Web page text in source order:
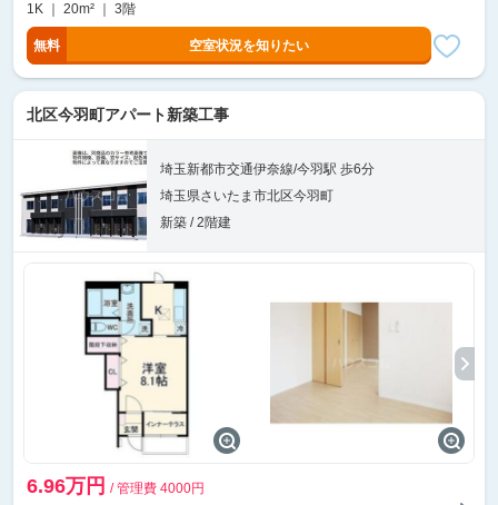
1K ｜ 20m² ｜ 3階
無料 空室状況を知りたい
北区今羽町アパート新築工事
埼玉新都市交通伊奈線/今羽駅 歩6分
埼玉県さいたま市北区今羽町
新築 / 2階建
6.96万円 / 管理費 4000円